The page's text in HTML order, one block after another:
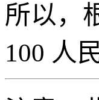
所以，
100 人